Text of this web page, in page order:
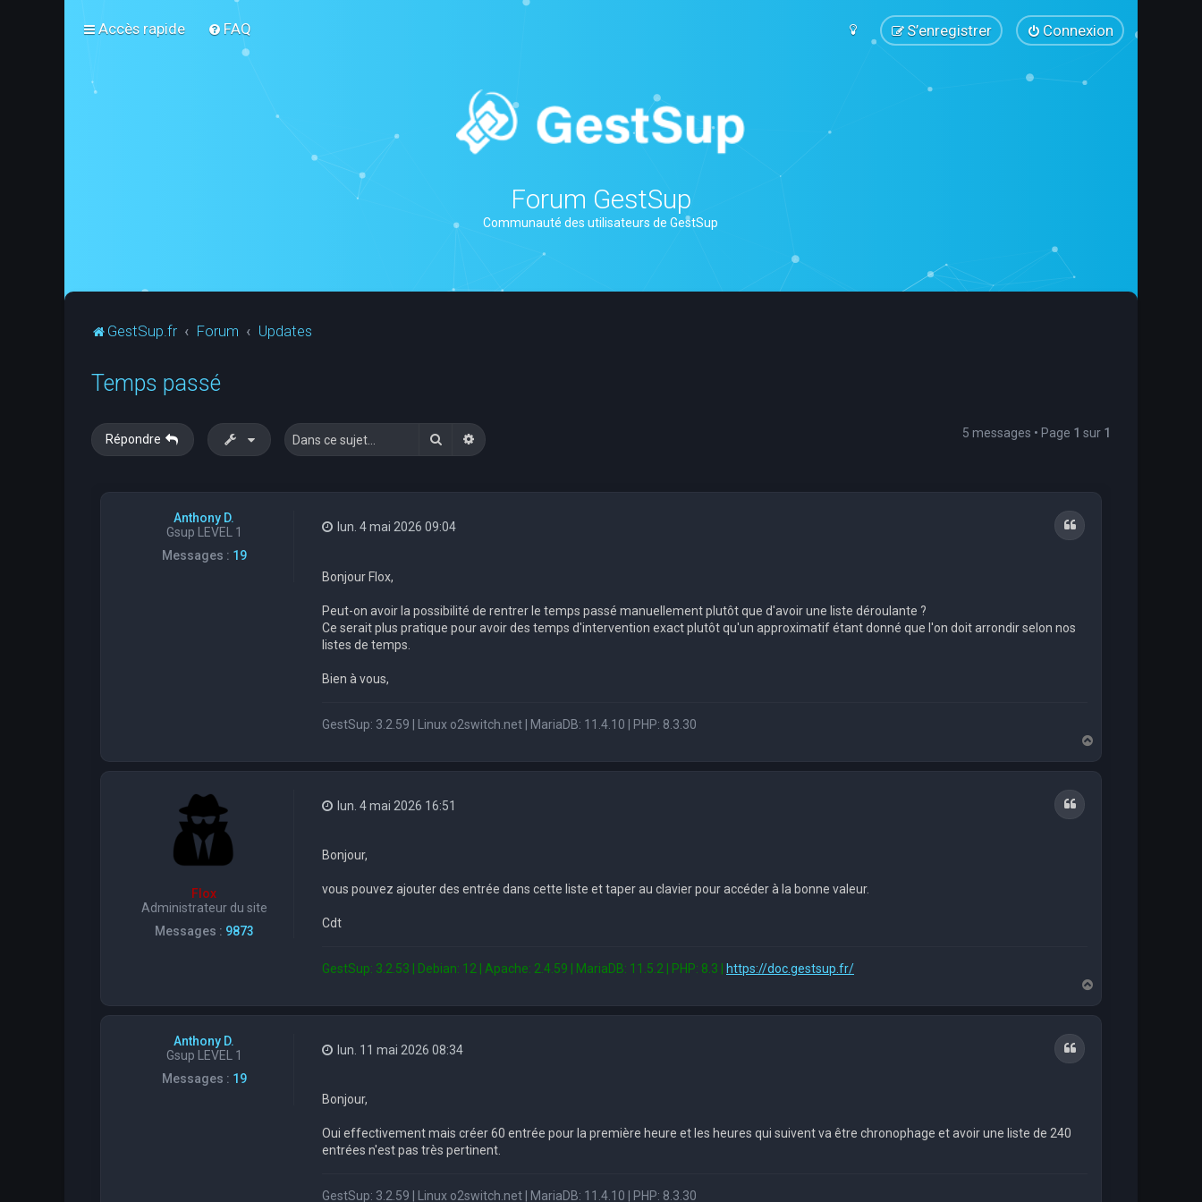
Accès rapide FAQ Connexion
S’enregistrer
Forum GestSup
Communauté des utilisateurs de GestSup
GestSup.fr Forum Updates
Temps passé
Répondre RechercherRecherche avancée 5 messages • Page 1 sur 1
Anthony D.
Gsup LEVEL 1
Messages : 19
Citation
lun. 4 mai 2026 09:04
Bonjour Flox,
Peut-on avoir la possibilité de rentrer le temps passé manuellement plutôt que d'avoir une liste déroulante ?
Ce serait plus pratique pour avoir des temps d'intervention exact plutôt qu'un approximatif étant donné que l'on doit arrondir selon nos
listes de temps.
Bien à vous,
GestSup: 3.2.59 | Linux o2switch.net | MariaDB: 11.4.10 | PHP: 8.3.30
a
Flox
Administrateur du site
Messages : 9873
Citation
lun. 4 mai 2026 16:51
Bonjour,
vous pouvez ajouter des entrée dans cette liste et taper au clavier pour accéder à la bonne valeur.
Cdt
GestSup: 3.2.53 | Debian: 12 | Apache: 2.4.59 | MariaDB: 11.5.2 | PHP: 8.3 |
https://doc.gestsup.fr/
a
Anthony D.
Gsup LEVEL 1
Messages : 19
Citation
lun. 11 mai 2026 08:34
Bonjour,
Oui effectivement mais créer 60 entrée pour la première heure et les heures qui suivent va être chronophage et avoir une liste de 240
entrées n'est pas très pertinent.
GestSup: 3.2.59 | Linux o2switch.net | MariaDB: 11.4.10 | PHP: 8.3.30